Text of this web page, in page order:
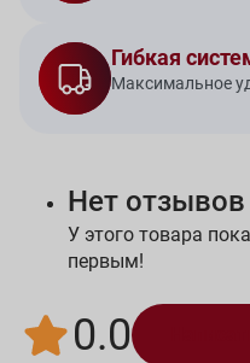
Гибкая
Максимальное
Нет отзывов
У этого товара
первым!
0.0